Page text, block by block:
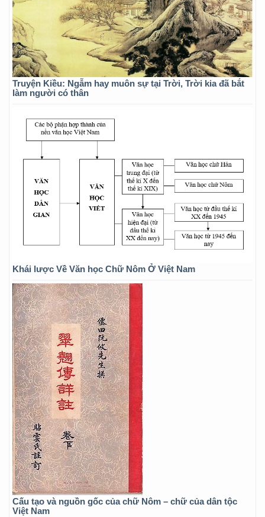
Truyện Kiều: Ngẫm hay muôn sự tại Trời, Trời kia đã bắt
làm người có thân
Khái lược Về Văn học Chữ Nôm Ở Việt Nam
Cấu tạo và nguồn gốc của chữ Nôm – chữ của dân tộc
Việt Nam